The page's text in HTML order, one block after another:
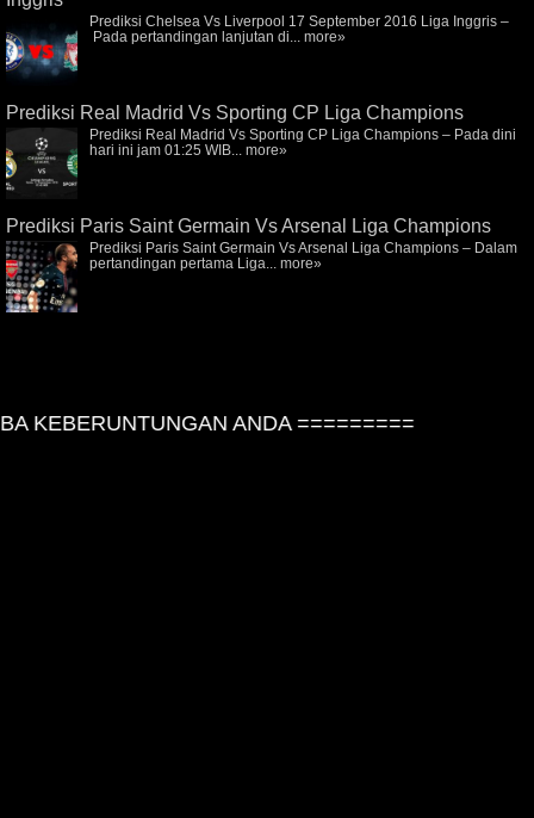
Prediksi Chelsea Vs Liverpool 17 September 2016 Liga Inggris –
Pada pertandingan lanjutan di... more»
Prediksi Real Madrid Vs Sporting CP Liga Champions
Prediksi Real Madrid Vs Sporting CP Liga Champions – Pada dini
hari ini jam 01:25 WIB... more»
Prediksi Paris Saint Germain Vs Arsenal Liga Champions
Prediksi Paris Saint Germain Vs Arsenal Liga Champions – Dalam
pertandingan pertama Liga... more»
KEBERUNTUNGAN ANDA =========